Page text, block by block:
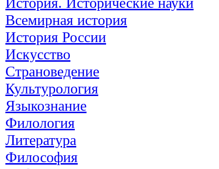
Всемирная история
История России
Искусство
Страноведение
Культурология
Языкознание
Филология
Литература
Философия